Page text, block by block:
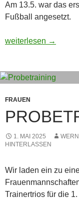
Am 13.5. war das
Fußball angesetzt.
Kennenlern-Training
weiterlesen →
FRAUEN
1. MAI 2025
HINTERLASSEN
Wir laden ein zu
Trainertrios für die